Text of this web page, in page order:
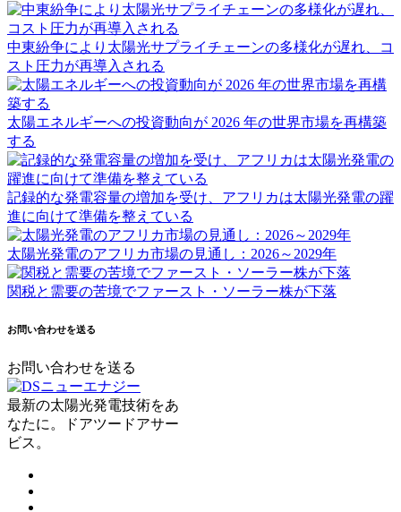
中東紛争により太陽光サプライチェーンの多様化が遅れ、コ
スト圧力が再導入される
太陽エネルギーへの投資動向が 2026 年の世界市場を再構築
する
記録的な発電容量の増加を受け、アフリカは太陽光発電の躍
進に向けて準備を整えている
太陽光発電のアフリカ市場の見通し：2026～2029年
関税と需要の苦境でファースト・ソーラー株が下落
お問い合わせを送る
お問い合わせを送る
最新の太陽光発電技術をあ
なたに。ドアツードアサー
ビス。